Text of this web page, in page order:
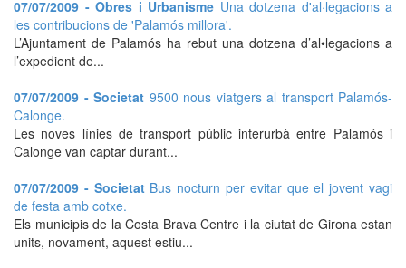
07/07/2009 - Obres i Urbanisme Una dotzena d'al·legacions a
les contribucions de 'Palamós millora'.
L’Ajuntament de Palamós ha rebut una dotzena d’al•legacions a
l’expedient de...
07/07/2009 - Societat 9500 nous viatgers al transport Palamós-
Calonge.
Les noves línies de transport públic interurbà entre Palamós i
Calonge van captar durant...
07/07/2009 - Societat Bus nocturn per evitar que el jovent vagi
de festa amb cotxe.
Els municipis de la Costa Brava Centre i la ciutat de Girona estan
units, novament, aquest estiu...